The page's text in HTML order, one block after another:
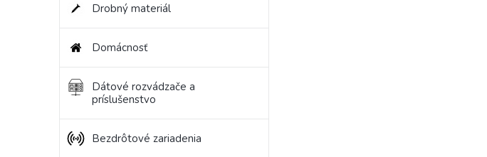
Drobný materiál
Domácnosť
Dátové rozvádzače a
príslušenstvo
Bezdrôtové zariadenia